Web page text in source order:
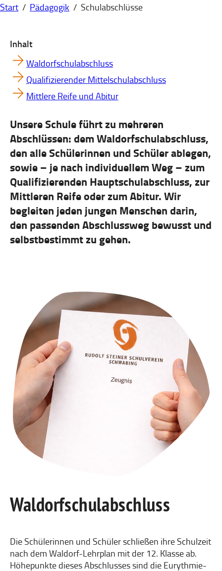
Start / Pädagogik / Schulabschlüsse
Inhalt
Waldorfschulabschluss
Qualifizierender Mittelschulabschluss
Mittlere Reife und Abitur
Unsere Schule führt zu mehreren
Abschlüssen: dem Waldorfschulabschluss,
den alle Schülerinnen und Schüler ablegen,
sowie – je nach individuellem Weg – zum
Qualifizierenden Hauptschulabschluss, zur
Mittleren Reife oder zum Abitur. Wir
begleiten jeden jungen Menschen darin,
den passenden Abschlussweg bewusst und
selbstbestimmt zu gehen.
Waldorf­schul­abschluss
Die Schülerinnen und Schüler schließen ihre Schulzeit
nach dem Waldorf-Lehrplan mit der 12. Klasse ab.
Höhepunkte dieses Abschlusses sind die Eurythmie-